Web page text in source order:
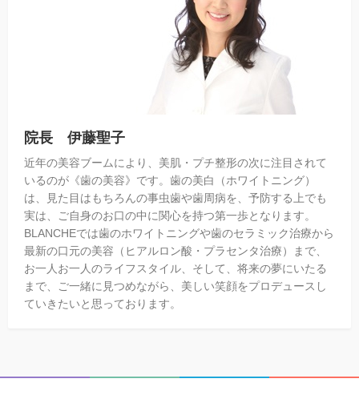
院長 伊藤聖子
近年の美容ブームにより、美肌・プチ整形の次に注目されて
いるのが《歯の美容》です。歯の美白（ホワイトニング）
は、見た目はもちろんの事虫歯や歯周病を、予防する上でも
実は、ご自身のお口の中に関心を持つ第一歩となります。
BLANCHEでは歯のホワイトニングや歯のセラミック治療から
最新の口元の美容（ヒアルロン酸・プラセンタ治療）まで、
お一人お一人のライフスタイル、そして、将来の夢にいたる
まで、ご一緒に見つめながら、美しい笑顔をプロデュースし
ていきたいと思っております。